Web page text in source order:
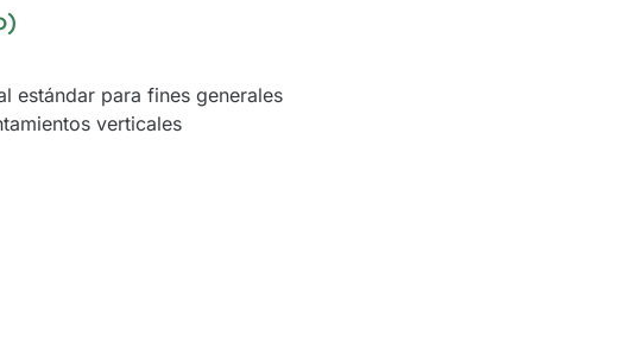
estándar para fines generales
verticales